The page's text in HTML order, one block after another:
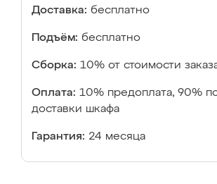
Доставка: бесплатно
Подъём: бесплатно
Сборка: 10% от стоимости
Оплата: 10% предоплата, 90%
доставки шкафа
Гарантия: 24 месяца